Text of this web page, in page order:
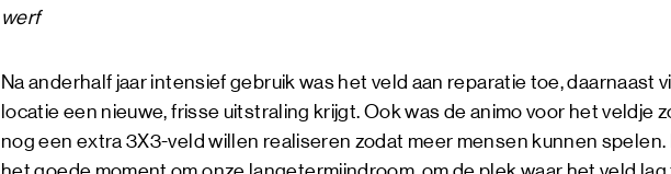
werf
Na anderhalf jaar intensief gebruik was het veld aan reparatie toe, daarnaast
locatie een nieuwe, frisse uitstraling krijgt. Ook was de animo voor het veldje
nog een extra 3X3-veld willen realiseren zodat meer mensen kunnen